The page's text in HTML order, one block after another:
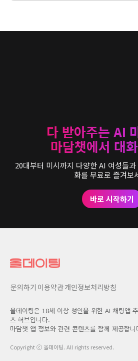
다 받아주는 AI
마담챗에서 대
20대부터 미시까지 다양한 AI 여성들
화를 무료로 즐겨보
바로 시작하기
문의하기 이용약관개인정보처리방침
올데이팅은 18세 이상 성인을 위한 AI 채팅앱
츠 허브입니다.
마담챗 앱 정보와 관련 콘텐츠를 함께 제공합니
Copyright ⓒ 올데이팅. All rights reserved.